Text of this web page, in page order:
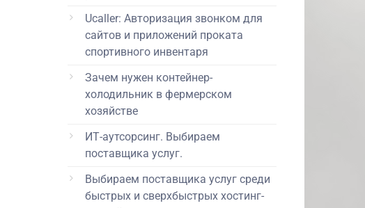
Ucaller: Авторизация звонком для
сайтов и приложений проката
спортивного инвентаря
Зачем нужен контейнер-
холодильник в фермерском
хозяйстве
ИТ-аутсорсинг. Выбираем
поставщика услуг.
Выбираем поставщика услуг среди
быстрых и сверхбыстрых хостинг-